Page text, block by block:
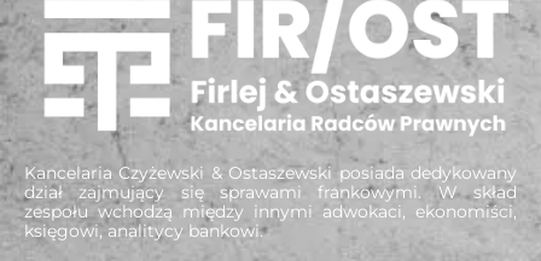
Kancelaria Czyżewski & Ostaszewski posiada dedykowany
dział zajmujący się sprawami frankowymi. W skład
zespołu wchodzą między innymi adwokaci, ekonomiści,
księgowi, analitycy bankowi.